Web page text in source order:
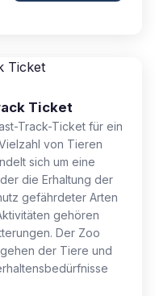
Ticket
Track-Ticket für ein
von Tieren
sich um eine
die Erhaltung der
gefährdeter Arten
gehören
Der Zoo
der Tiere und